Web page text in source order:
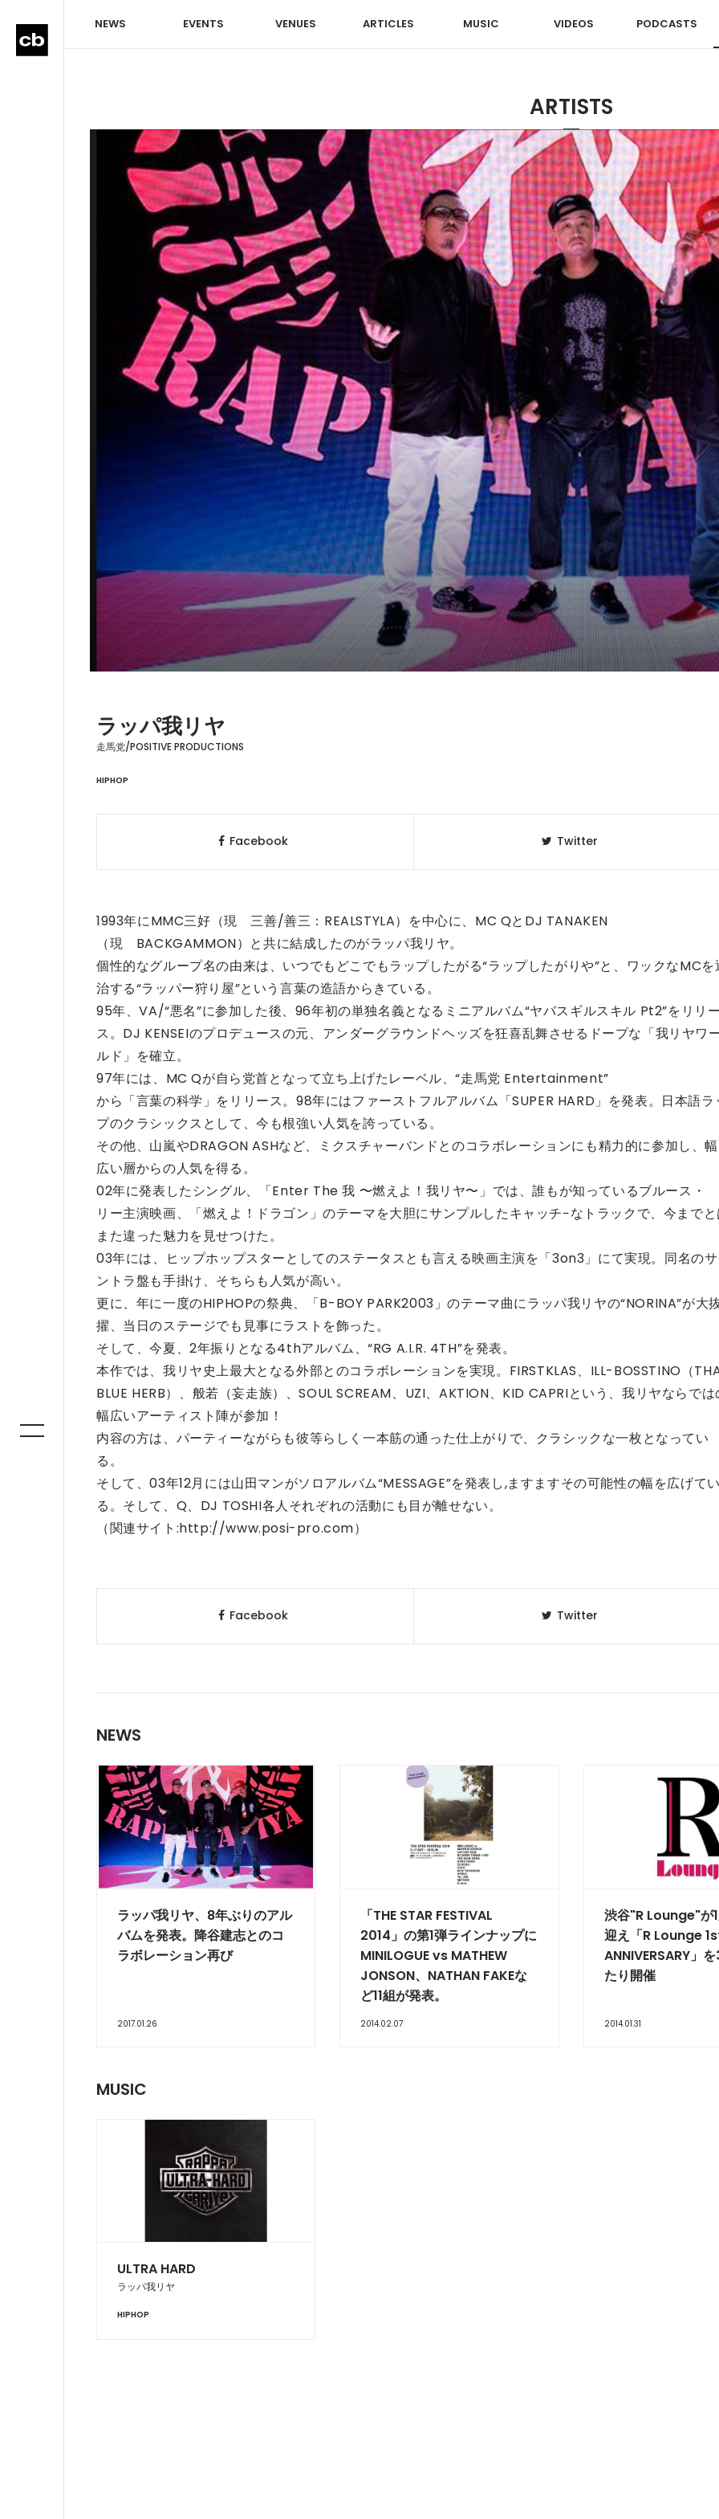
NEWS EVENTS VENUES ARTICLES MUSIC VIDEOS PODCASTS
ARTISTS
ラッパ我リヤ
走馬党/POSITIVE PRODUCTIONS
HIPHOP
Facebook Twitter
1993年にMMC三好（現 三善/善三：REALSTYLA）を中心に、MC QとDJ TANAKEN
（現 BACKGAMMON）と共に結成したのがラッパ我リヤ。
個性的なグループ名の由来は、いつでもどこでもラップしたがる“ラップしたがりや”と、ワックなMCを
治する“ラッパー狩り屋”という言葉の造語からきている。
95年、VA/“悪名”に参加した後、96年初の単独名義となるミニアルバム“ヤバスギルスキル Pt2”をリリ
ス。DJ KENSEIのプロデュースの元、アンダーグラウンドヘッズを狂喜乱舞させるドープな「我リヤワ
ルド」を確立。
97年には、MC Qが自ら党首となって立ち上げたレーベル、“走馬党 Entertainment”
から「言葉の科学」をリリース。98年にはファーストフルアルバム「SUPER HARD」を発表。日本語ラ
プのクラシックスとして、今も根強い人気を誇っている。
その他、山嵐やDRAGON ASHなど、ミクスチャーバンドとのコラボレーションにも精力的に参加し、幅
広い層からの人気を得る。
02年に発表したシングル、「Enter The 我 〜燃えよ！我リヤ〜」では、誰もが知っているブルース・
リー主演映画、「燃えよ！ドラゴン」のテーマを大胆にサンプルしたキャッチ−なトラックで、今まで
また違った魅力を見せつけた。
03年には、ヒップホップスターとしてのステータスとも言える映画主演を「3on3」にて実現。同名のサ
ントラ盤も手掛け、そちらも人気が高い。
更に、年に一度のHIPHOPの祭典、「B-BOY PARK2003」のテーマ曲にラッパ我リヤの“NORINA”が大
擢、当日のステージでも見事にラストを飾った。
そして、今夏、2年振りとなる4thアルバム、“RG A.I.R. 4TH”を発表。
本作では、我リヤ史上最大となる外部とのコラボレーションを実現。FIRSTKLAS、ILL-BOSSTINO（
BLUE HERB）、般若（妄走族）、SOUL SCREAM、UZI、AKTION、KID CAPRIという、我リヤならでは
幅広いアーティスト陣が参加！
内容の方は、パーティーながらも彼等らしく一本筋の通った仕上がりで、クラシックな一枚となってい
る。
そして、03年12月には山田マンがソロアルバム“MESSAGE”を発表し,ますますその可能性の幅を広げて
る。そして、Q、DJ TOSHI各人それぞれの活動にも目が離せない。
（関連サイト:http://www.posi-pro.com）
Facebook Twitter
NEWS
ラッパ我リヤ、8年ぶりのアル
バムを発表。降谷建志とのコ
ラボレーション再び
2017.01.26
「THE STAR FESTIVAL
2014」の第1弾ラインナップに
MINILOGUE vs MATHEW
JONSON、NATHAN FAKEな
ど11組が発表。
2014.02.07
渋谷"R Lounge"が
迎え「R Lounge
ANNIVERSARY」
たり開催
2014.01.31
MUSIC
ULTRA HARD
ラッパ我リヤ
HIPHOP